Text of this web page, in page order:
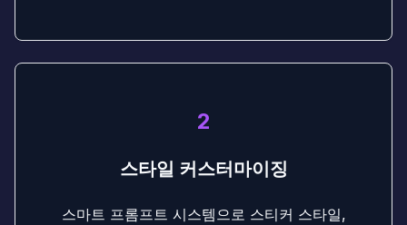
2
스타일 커스터마이징
스마트 프롬프트 시스템으로 스티커 스타일,